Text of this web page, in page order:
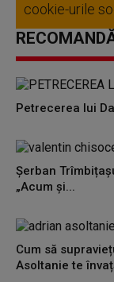
cookie-urile
Petrecerea lui
Șerban
„Acum și...
Cum să
Asoltanie te